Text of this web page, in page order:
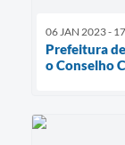
06 JAN 2023 -
Prefeitura
o Conselho